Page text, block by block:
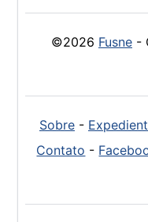
©2026 Fusne-
Sobre-
Contato -